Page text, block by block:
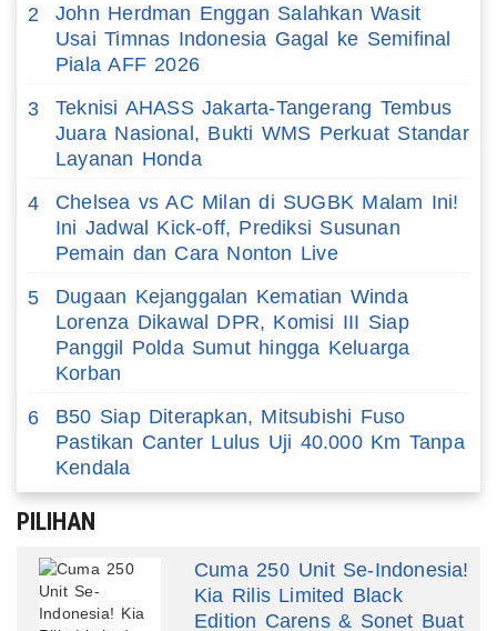
2
John Herdman Enggan Salahkan Wasit
Usai Timnas Indonesia Gagal ke Semifinal
Piala AFF 2026
3
Teknisi AHASS Jakarta-Tangerang Tembus
Juara Nasional, Bukti WMS Perkuat Standar
Layanan Honda
4
Chelsea vs AC Milan di SUGBK Malam Ini!
Ini Jadwal Kick-off, Prediksi Susunan
Pemain dan Cara Nonton Live
5
Dugaan Kejanggalan Kematian Winda
Lorenza Dikawal DPR, Komisi III Siap
Panggil Polda Sumut hingga Keluarga
Korban
6
B50 Siap Diterapkan, Mitsubishi Fuso
Pastikan Canter Lulus Uji 40.000 Km Tanpa
Kendala
PILIHAN
Cuma 250 Unit Se-Indonesia!
Kia Rilis Limited Black
Edition Carens & Sonet Buat